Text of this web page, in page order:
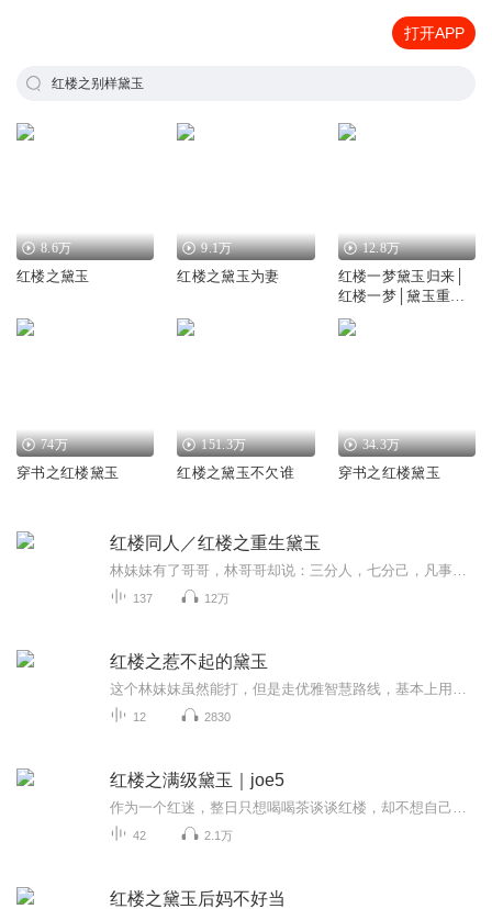
打开APP
红楼之别样黛玉
8.6万
红楼之黛玉
9.1万
红楼之黛玉为妻
12.8万
红楼一梦黛玉归来│
红楼一梦│黛玉重生
归来│AI多播
74万
穿书之红楼黛玉
151.3万
红楼之黛玉不欠谁
34.3万
穿书之红楼黛玉
红楼同人／红楼之重生黛玉
137 12万
红楼之惹不起的黛玉
12 2830
红楼之满级黛玉｜joe5
42 2.1万
红楼之黛玉后妈不好当